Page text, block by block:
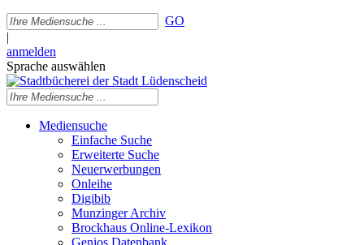
GO
|
anmelden
Sprache auswählen
Mediensuche
Einfache Suche
Erweiterte Suche
Neuerwerbungen
Onleihe
Digibib
Munzinger Archiv
Brockhaus Online-Lexikon
Genios Datenbank